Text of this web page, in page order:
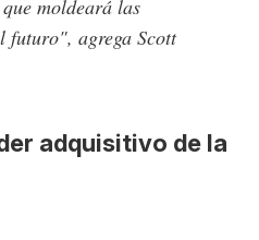
moldeará las
futuro", agrega Scott
adquisitivo de la